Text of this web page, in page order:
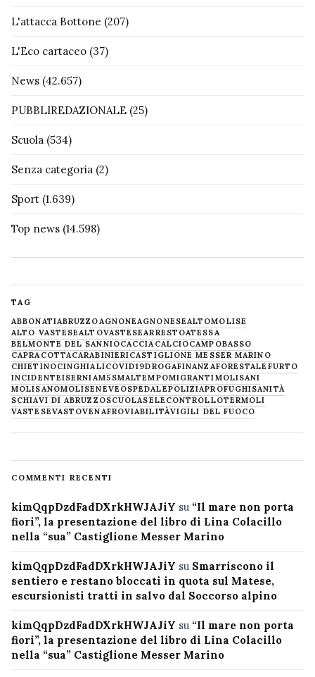
L'attacca Bottone (207)
L'Eco cartaceo (37)
News (42.657)
PUBBLIREDAZIONALE (25)
Scuola (534)
Senza categoria (2)
Sport (1.639)
Top news (14.598)
TAG
ABBONATIABRUZZOAGNONEAGNONESEALTOMOLISE
ALTO VASTESEALTOVASTESEARRESTOATESSA
BELMONTE DEL SANNIOCACCIACALCIOCAMPOBASSO
CAPRACOTTACARABINIERICASTIGLIONE MESSER MARINO
CHIETINOCINGHIALICOVID19DROGAFINANZAFORESTALE FURTO
INCIDENTEISERNIAM5SMALTEMPOMIGRANTIMOLISANI
MOLISANOMOLISENEVE OSPEDALEPOLIZIAPROFUGHISANITÀ
SCHIAVI DI ABRUZZOSCUOLASELECONTROLLOTERMOLI
VASTESEVASTOVENAFROVIABILITÀVIGILI DEL FUOCO
COMMENTI RECENTI
kimQqpDzdFadDXrkHWJAJiY su “Il mare non porta
fiori”, la presentazione del libro di Lina Colacillo
nella “sua” Castiglione Messer Marino
kimQqpDzdFadDXrkHWJAJiY su Smarriscono il
sentiero e restano bloccati in quota sul Matese,
escursionisti tratti in salvo dal Soccorso alpino
kimQqpDzdFadDXrkHWJAJiY su “Il mare non porta
fiori”, la presentazione del libro di Lina Colacillo
nella “sua” Castiglione Messer Marino